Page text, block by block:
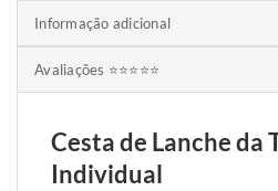
Informação adicional
Avaliações ⭐⭐⭐⭐⭐
Cesta de Lanche da
Individual